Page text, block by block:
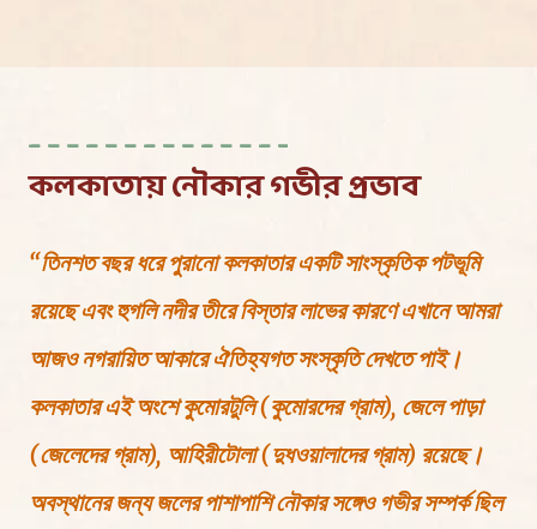
কলকাতায় নৌকার গভীর প্রভাব
“তিনশত বছর ধরে পুরানো কলকাতার একটি সাংস্কৃতিক পটভূমি
রয়েছে এবং হুগলি নদীর তীরে বিস্তার লাভের কারণে এখানে আমরা
আজও নগরায়িত আকারে ঐতিহ্যগত সংস্কৃতি দেখতে পাই।
কলকাতার এই অংশে কুমোরটুলি (কুমোরদের গ্রাম), জেলে পাড়া
(জেলেদের গ্রাম), আহিরীটোলা (দুধওয়ালাদের গ্রাম) রয়েছে।
অবস্থানের জন্য জলের পাশাপাশি নৌকার সঙ্গেও গভীর সম্পর্ক ছিল